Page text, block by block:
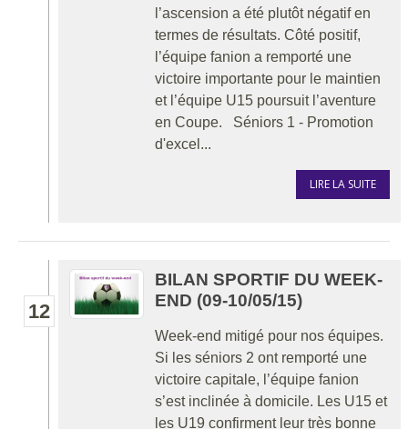
l’ascension a été plutôt négatif en
termes de résultats. Côté positif,
l’équipe fanion a remporté une
victoire importante pour le maintien
et l’équipe U15 poursuit l’aventure
en Coupe. Séniors 1 - Promotion
d'excel...
LIRE LA SUITE
12
BILAN SPORTIF DU WEEK-
END (09-10/05/15)
Week-end mitigé pour nos équipes.
Si les séniors 2 ont remporté une
victoire capitale, l’équipe fanion
s’est inclinée à domicile. Les U15 et
les U19 confirment leur très bonne